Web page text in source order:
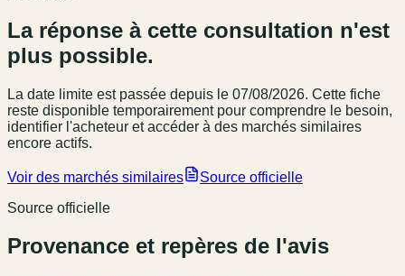
La réponse à cette consultation n'est
plus possible.
La date limite est passée depuis le 07/08/2026. Cette fiche
reste disponible temporairement pour comprendre le besoin,
identifier l'acheteur et accéder à des marchés similaires
encore actifs.
Voir des marchés similaires
Source officielle
Source officielle
Provenance et repères de l'avis